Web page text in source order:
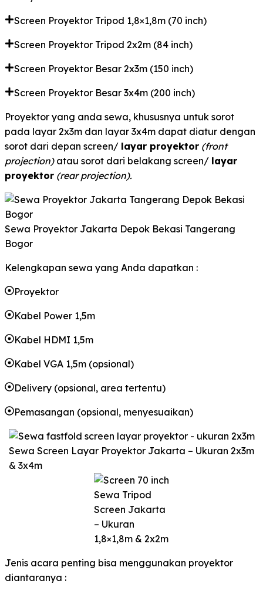
Screen Proyektor Tripod 1,8×1,8m (70 inch)
Screen Proyektor Tripod 2x2m (84 inch)
Screen Proyektor Besar 2x3m (150 inch)
Screen Proyektor Besar 3x4m (200 inch)
Proyektor yang anda sewa, khususnya untuk sorot
pada layar 2x3m dan layar 3x4m dapat diatur dengan
sorot dari depan screen/ layar proyektor (front
projection) atau sorot dari belakang screen/ layar
proyektor (rear projection).
Sewa Proyektor Jakarta Depok Bekasi Tangerang
Bogor
Kelengkapan sewa yang Anda dapatkan :
Proyektor
Kabel Power 1,5m
Kabel HDMI 1,5m
Kabel VGA 1,5m (opsional)
Delivery (opsional, area tertentu)
Pemasangan (opsional, menyesuaikan)
Sewa Screen Layar Proyektor Jakarta – Ukuran 2x3m
& 3x4m
Sewa Tripod
Screen Jakarta
– Ukuran
1,8×1,8m & 2x2m
Jenis acara penting bisa menggunakan proyektor
diantaranya :